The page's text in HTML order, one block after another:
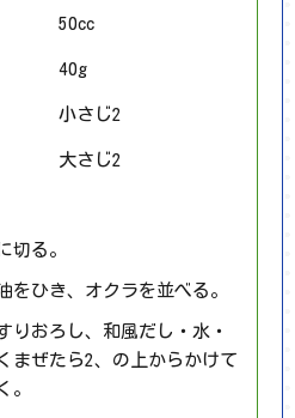
50cc
40g
小さじ2
大さじ2
切る。
をひき、オクラを並べる。
りおろし、和風だし・水・
まぜたら2、の上からかけて
。